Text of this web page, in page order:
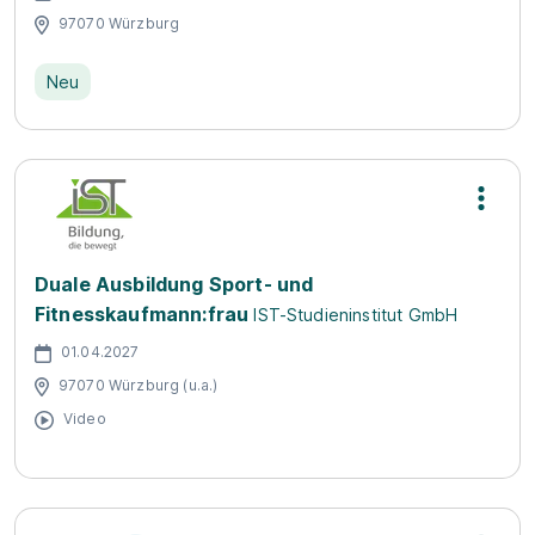
97070 Würzburg
Neu
Duale Ausbildung Sport- und
Fitnesskaufmann:frau IST-Studieninstitut GmbH
01.04.2027
97070 Würzburg (u.a.)
Video